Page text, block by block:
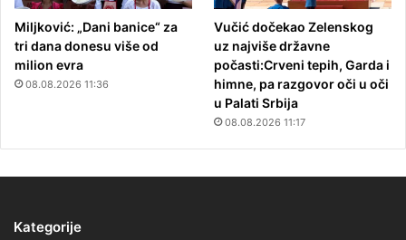
Miljković: „Dani banice“ za
tri dana donesu više od
milion evra
08.08.2026 11:36
Vučić dočekao Zelenskog
uz najviše državne
počasti:Crveni tepih, Garda i
himne, pa razgovor oči u oči
u Palati Srbija
08.08.2026 11:17
Kategorije